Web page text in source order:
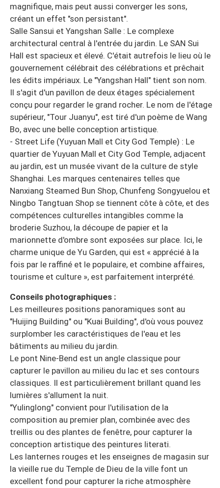
magnifique, mais peut aussi converger les sons,
créant un effet "son persistant".
Salle Sansui et Yangshan Salle : Le complexe
architectural central à l'entrée du jardin. Le SAN Sui
Hall est spacieux et élevé. C'était autrefois le lieu où le
gouvernement célébrait des célébrations et prêchait
les édits impériaux. Le "Yangshan Hall" tient son nom.
Il s'agit d'un pavillon de deux étages spécialement
conçu pour regarder le grand rocher. Le nom de l'étage
supérieur, "Tour Juanyu", est tiré d'un poème de Wang
Bo, avec une belle conception artistique.
- Street Life (Yuyuan Mall et City God Temple) : Le
quartier de Yuyuan Mall et City God Temple, adjacent
au jardin, est un musée vivant de la culture de style
Shanghai. Les marques centenaires telles que
Nanxiang Steamed Bun Shop, Chunfeng Songyuelou et
Ningbo Tangtuan Shop se tiennent côte à côte, et des
compétences culturelles intangibles comme la
broderie Suzhou, la découpe de papier et la
marionnette d'ombre sont exposées sur place. Ici, le
charme unique de Yu Garden, qui est « apprécié à la
fois par le raffiné et le populaire, et combine affaires,
tourisme et culture », est parfaitement interprété.
Conseils photographiques :
Les meilleures positions panoramiques sont au
"Huijing Building" ou "Kuai Building", d'où vous pouvez
surplomber les caractéristiques de l'eau et les
bâtiments au milieu du jardin.
Le pont Nine-Bend est un angle classique pour
capturer le pavillon au milieu du lac et ses contours
classiques. Il est particulièrement brillant quand les
lumières s'allument la nuit.
"Yulinglong" convient pour l'utilisation de la
composition au premier plan, combinée avec des
treillis ou des plantes de fenêtre, pour capturer la
conception artistique des peintures literati.
Les lanternes rouges et les enseignes de magasin sur
la vieille rue du Temple de Dieu de la ville font un
excellent fond pour capturer la riche atmosphère